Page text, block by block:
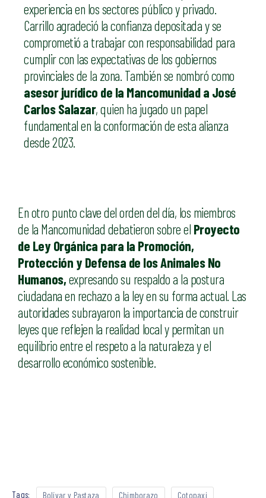
experiencia en los sectores público y privado.
Carrillo agradeció la confianza depositada y se
comprometió a trabajar con responsabilidad para
cumplir con las expectativas de los gobiernos
provinciales de la zona. También se nombró como
asesor jurídico de la Mancomunidad a José
Carlos Salazar, quien ha jugado un papel
fundamental en la conformación de esta alianza
desde 2023.
En otro punto clave del orden del día, los miembros
de la Mancomunidad debatieron sobre el Proyecto
de Ley Orgánica para la Promoción,
Protección y Defensa de los Animales No
Humanos,expresando su respaldo a la postura
ciudadana en rechazo a la ley en su forma actual. Las
autoridades subrayaron la importancia de construir
leyes que reflejen la realidad local y permitan un
equilibrio entre el respeto a la naturaleza y el
desarrollo económico sostenible.
Tags: Bolívar y Pastaza Chimborazo Cotopaxi